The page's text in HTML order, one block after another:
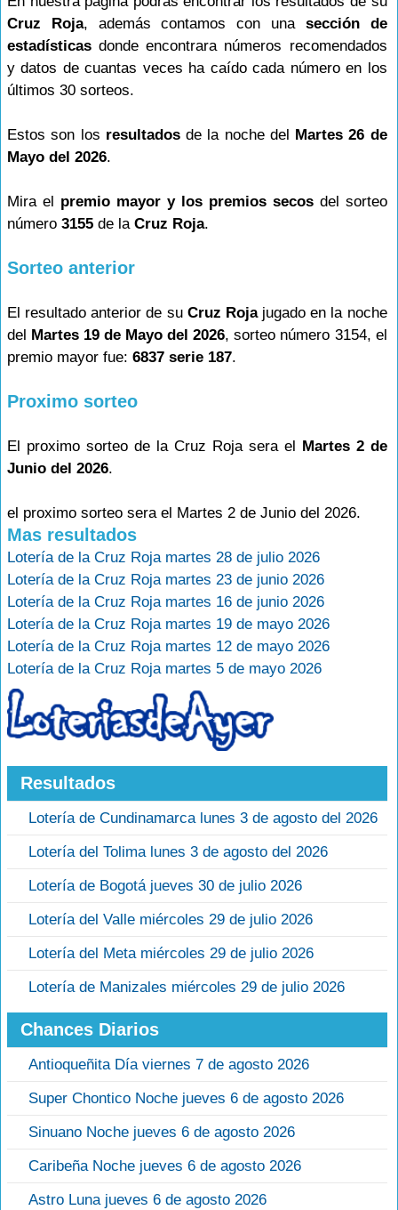
Cruz Roja, además contamos con una sección de
estadísticas donde encontrara números recomendados
y datos de cuantas veces ha caído cada número en los
últimos 30 sorteos.
Estos son los resultadosde la noche del Martes 26 de
Mayo del 2026.
Mira el premio mayor y los premios secosdel sorteo
número 3155 de la Cruz Roja.
Sorteo anterior
El resultado anterior de su Cruz Rojajugado en la noche
del Martes 19 de Mayo del 2026, sorteo número 3154, el
premio mayor fue: 6837 serie 187.
Proximo sorteo
El proximo sorteo de la Cruz Roja sera el Martes 2 de
Junio del 2026.
el proximo sorteo sera el Martes 2 de Junio del 2026.
Mas resultados
Lotería de la Cruz Roja martes 28 de julio 2026
Lotería de la Cruz Roja martes 23 de junio 2026
Lotería de la Cruz Roja martes 16 de junio 2026
Lotería de la Cruz Roja martes 19 de mayo 2026
Lotería de la Cruz Roja martes 12 de mayo 2026
Lotería de la Cruz Roja martes 5 de mayo 2026
Resultados
Lotería de Cundinamarca lunes 3 de agosto del 2026
Lotería del Tolima lunes 3 de agosto del 2026
Lotería de Bogotá jueves 30 de julio 2026
Lotería del Valle miércoles 29 de julio 2026
Lotería del Meta miércoles 29 de julio 2026
Lotería de Manizales miércoles 29 de julio 2026
Chances Diarios
Antioqueñita Día viernes 7 de agosto 2026
Super Chontico Noche jueves 6 de agosto 2026
Sinuano Noche jueves 6 de agosto 2026
Caribeña Noche jueves 6 de agosto 2026
Astro Luna jueves 6 de agosto 2026